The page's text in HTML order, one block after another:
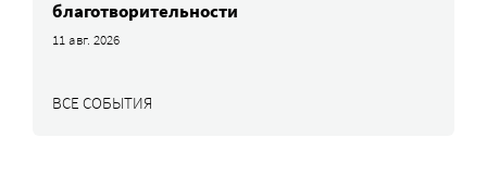
благотворительности
11 авг. 2026
ВСЕ СОБЫТИЯ